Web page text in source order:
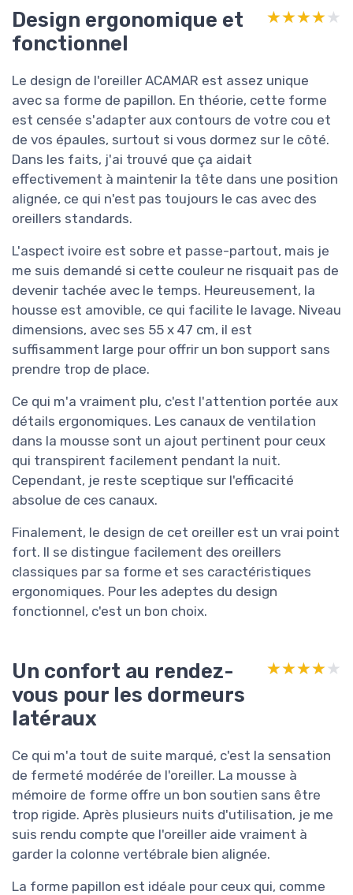
Design ergonomique et
fonctionnel
★★★★★
★★★★★
Le design de l'oreiller ACAMAR est assez unique
avec sa forme de papillon. En théorie, cette forme
est censée s'adapter aux contours de votre cou et
de vos épaules, surtout si vous dormez sur le côté.
Dans les faits, j'ai trouvé que ça aidait
effectivement à maintenir la tête dans une position
alignée, ce qui n'est pas toujours le cas avec des
oreillers standards.
L'aspect ivoire est sobre et passe-partout, mais je
me suis demandé si cette couleur ne risquait pas de
devenir tachée avec le temps. Heureusement, la
housse est amovible, ce qui facilite le lavage. Niveau
dimensions, avec ses 55 x 47 cm, il est
suffisamment large pour offrir un bon support sans
prendre trop de place.
Ce qui m'a vraiment plu, c'est l'attention portée aux
détails ergonomiques. Les canaux de ventilation
dans la mousse sont un ajout pertinent pour ceux
qui transpirent facilement pendant la nuit.
Cependant, je reste sceptique sur l'efficacité
absolue de ces canaux.
Finalement, le design de cet oreiller est un vrai point
fort. Il se distingue facilement des oreillers
classiques par sa forme et ses caractéristiques
ergonomiques. Pour les adeptes du design
fonctionnel, c'est un bon choix.
Un confort au rendez-
vous pour les dormeurs
latéraux
★★★★★
★★★★★
Ce qui m'a tout de suite marqué, c'est la sensation
de fermeté modérée de l'oreiller. La mousse à
mémoire de forme offre un bon soutien sans être
trop rigide. Après plusieurs nuits d'utilisation, je me
suis rendu compte que l'oreiller aide vraiment à
garder la colonne vertébrale bien alignée.
La forme papillon est idéale pour ceux qui, comme